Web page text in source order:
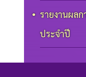
รายงานผล
ประจำปี